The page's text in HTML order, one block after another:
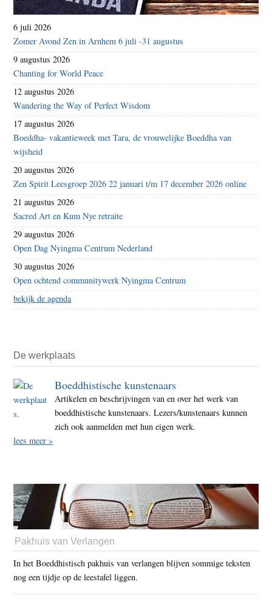
6 juli 2026
Zomer Avond Zen in Arnhem 6 juli -31 augustus
9 augustus 2026
Chanting for World Peace
12 augustus 2026
Wandering the Way of Perfect Wisdom
17 augustus 2026
Boeddha- vakantieweek met Tara, de vrouwelijke Boeddha van
wijsheid
20 augustus 2026
Zen Spirit Leesgroep 2026 22 januari t/m 17 december 2026 online
21 augustus 2026
Sacred Art en Kum Nye retraite
29 augustus 2026
Open Dag Nyingma Centrum Nederland
30 augustus 2026
Open ochtend communitywerk Nyingma Centrum
bekijk de agenda
De werkplaats
Boeddhistische kunstenaars
Artikelen en beschrijvingen van en over het werk van
boeddhistische kunstenaars. Lezers/kunstenaars kunnen
zich ook aanmelden met hun eigen werk.
lees meer »
Pakhuis van Verlangen
In het Boeddhistisch pakhuis van verlangen blijven sommige teksten
nog een tijdje op de leestafel liggen.